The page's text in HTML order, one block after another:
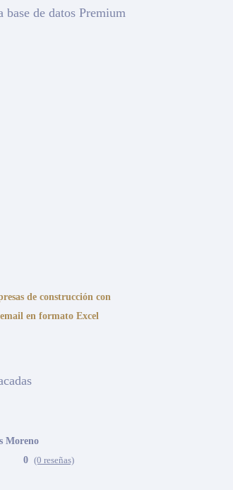
base de datos Premium
de construcción con
en formato Excel
Moreno
0 (0 reseñas)